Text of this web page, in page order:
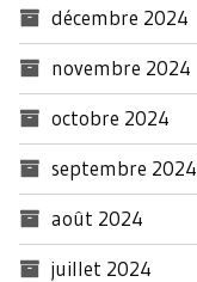
décembre 2024
novembre 2024
octobre 2024
septembre 2024
août 2024
juillet 2024